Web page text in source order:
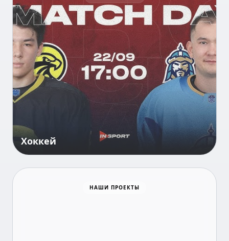
Хоккей
НАШИ ПРОЕКТЫ
Все о занятости